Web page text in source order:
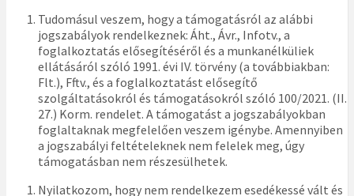
Tudomásul veszem, hogy a támogatásról az alábbi
jogszabályok rendelkeznek: Áht., Ávr., Infotv., a
foglalkoztatás elősegítéséről és a munkanélküliek
ellátásáról szóló 1991. évi IV. törvény (a továbbiakban:
Flt.), Fftv., és a foglalkoztatást elősegítő
szolgáltatásokról és támogatásokról szóló 100/2021. (II.
27.) Korm. rendelet. A támogatást a jogszabályokban
foglaltaknak megfelelően veszem igénybe. Amennyiben
a jogszabályi feltételeknek nem felelek meg, úgy
támogatásban nem részesülhetek.
Nyilatkozom, hogy nem rendelkezem esedékessé vált és